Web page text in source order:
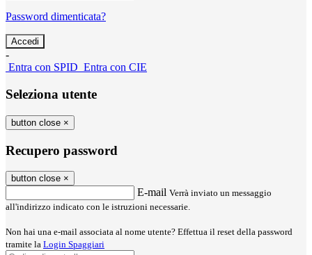
Password dimenticata?
-
Entra con SPID Entra con CIE
Seleziona utente
button close ×
Recupero password
button close ×
E-mail Verrà inviato un messaggio
all'indirizzo indicato con le istruzioni necessarie.
Non hai una e-mail associata al nome utente? Effettua il reset della password
tramite la Login Spaggiari